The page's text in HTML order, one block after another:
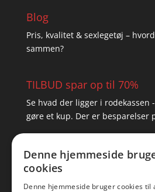
Blog
Pris, kvalitet & sexlegetøj –
sammen?
TILBUD spar op til 70%
Se hvad der ligger i rodekassen
gøre et kup. Der er besparelser
Denne hjemmeside
cookies
Denne hjemmeside bruger cookies til